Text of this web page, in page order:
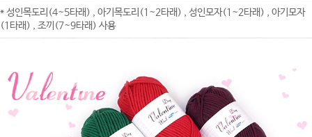
* 성인목도리(4~5타래) , 아기목도리(1~2타래) , 성인모자(1~2타래) , 아기모자
(1타래) , 조끼(7~9타래) 사용